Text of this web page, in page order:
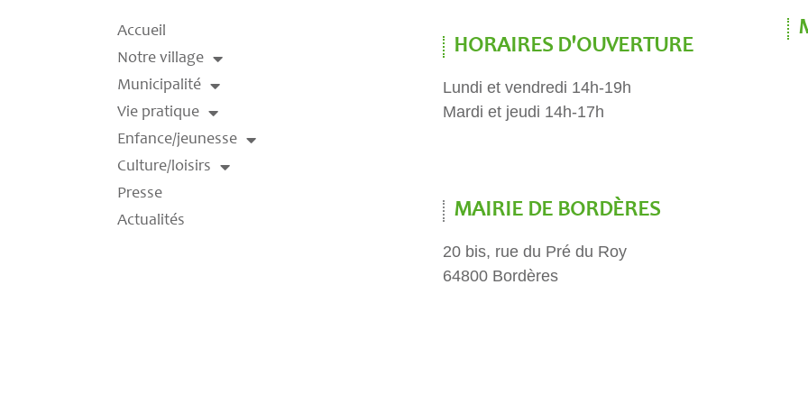
Accueil
Notre village
Municipalité
Vie pratique
Enfance/jeunesse
Culture/loisirs
Presse
Actualités
HORAIRES D'OUVERTURE
Lundi et vendredi 14h-19h
Mardi et jeudi 14h-17h
MAIRIE DE BORDÈRES
20 bis, rue du Pré du Roy
64800 Bordères